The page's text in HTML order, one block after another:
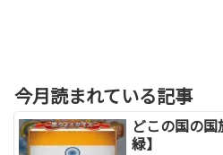
今月読まれている記事
どこの国の
緑】